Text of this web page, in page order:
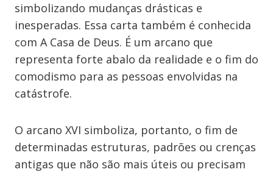
simbolizando mudanças drásticas e
inesperadas. Essa carta também é conhecida
com A Casa de Deus. É um arcano que
representa forte abalo da realidade e o fim do
comodismo para as pessoas envolvidas na
catástrofe.
O arcano XVI simboliza, portanto, o fim de
determinadas estruturas, padrões ou crenças
antigas que não são mais úteis ou precisam